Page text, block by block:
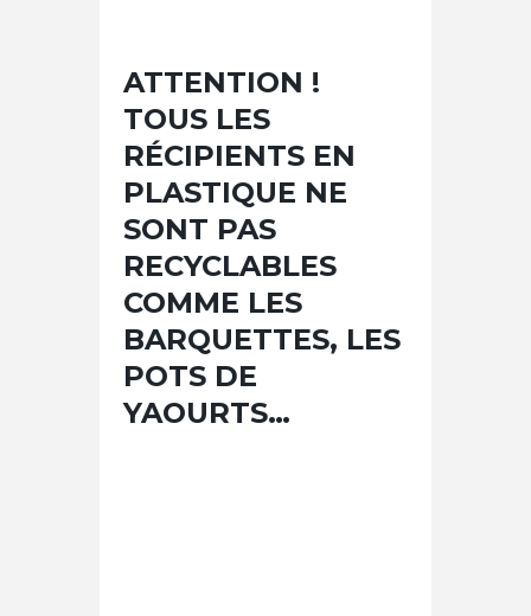
ATTENTION !
TOUS LES
RÉCIPIENTS EN
PLASTIQUE NE
SONT PAS
RECYCLABLES
COMME LES
BARQUETTES, LES
POTS DE
YAOURTS…